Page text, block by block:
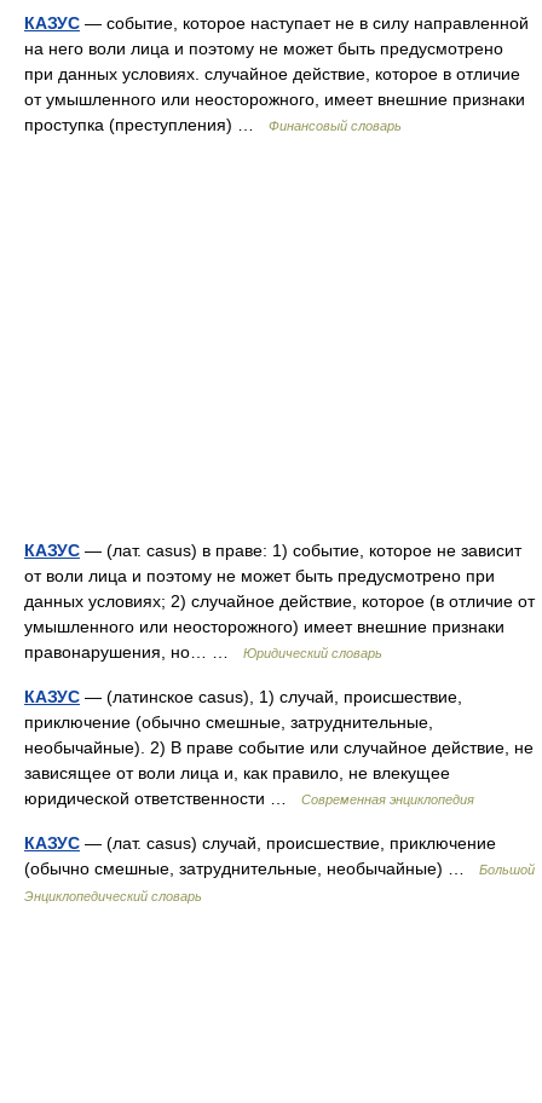
КАЗУС — событие, которое наступает не в силу направленной
на него воли лица и поэтому не может быть предусмотрено
при данных условиях. случайное действие, которое в отличие
от умышленного или неосторожного, имеет внешние признаки
проступка (преступления) …
Финансовый словарь
КАЗУС — (лат. casus) в праве: 1) событие, которое не зависит
от воли лица и поэтому не может быть предусмотрено при
данных условиях; 2) случайное действие, которое (в отличие от
умышленного или неосторожного) имеет внешние признаки
правонарушения, но… …
Юридический словарь
КАЗУС — (латинское casus), 1) случай, происшествие,
приключение (обычно смешные, затруднительные,
необычайные). 2) В праве событие или случайное действие, не
зависящее от воли лица и, как правило, не влекущее
юридической ответственности …
Современная энциклопедия
КАЗУС — (лат. casus) случай, происшествие, приключение
(обычно смешные, затруднительные, необычайные) …
Большой
Энциклопедический словарь